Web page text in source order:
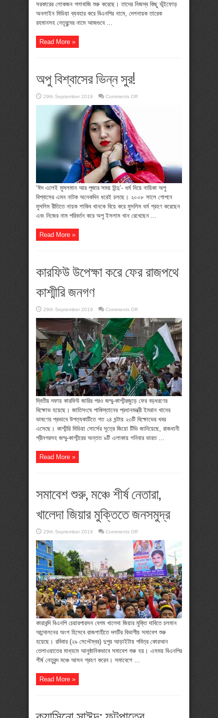
সরকারের লোকজন গলাবাজি শুরু করেছে। তাদের নিজস্ব কিছু ভূঁইফোড়
অনলাইন মিডিয়া ব্যবহার করে বিএনপির নামে, দেশনায়ক তারেক
রহমানসহ নেতৃবৃন্দের নামে আজগুবে ...
Read More »
অপু বিশ্বাসের ভিন্ন সুর!
29th September 2019 Comments Offon
‘ঈদ এলেই মুসলমান আর পূজার সময় হিন্দু’- ধর্ম নিয়ে নায়িকা অপু
বিশ্বাসের এমন নাটক অনেকদিন ধরেই চলছে। ২০০৮ সালে গোপনে
মুসলিম রীতিতে নায়ক শাকিব খানকে বিয়ে করে মুসলিম ধর্ম গ্রহণ করেছেন
এবং নিজের নাম পরিবর্তন করে অপু ইসলাম খান রেখেছেন ...
Read More »
কারফিউ উপেক্ষা করে ফের রাজপথে
কাশ্মীরি জনগণ
29th September 2019 Comments Offon
উপেক্ষা
করে
রাজপথে
কাশ্মীরি
জনগণ
দ্বিতীয় দফায় কারফিউ জারির পরও জম্মু-কাশ্মীরজুড়ে ফের বড়ধরণের
বিক্ষোভ হয়েছে। জাতিসংঘে পাকিস্তানের প্রধানমন্ত্রী ইমরান খানের
ভাষণের প্রভাবে উপত্যকাটিতে গত ২৪ ঘন্টায় ২৩টি বিক্ষোভের খবর
এসেছে। কাশ্মীরি মিডিয়া সোর্সের সূত্রে জিয়ো টিভি জানিয়েছে, রাজধানী
শ্রীনগরসহ জম্মু-কাশ্মীরের অন্তত ৯টি এলাকায় শনিবার ভারত ...
Read More »
সমাবেশ শুরু, মঞ্চে শীর্ষ নেতারা,
খালেদা জিয়ার মুক্তিতে জনসমুদ্র
29th September 2019 Comments Offon
শুরু,
মঞ্চে
শীর্ষ
নেতারা,
খালেদা
জিয়ার
মুক্তিতে
জনসমুদ্র
কারাবন্দি বিএনপি চেয়ারপারসন বেগম খালেদা জিয়ার মুক্তি দাবিতে চলমান
আন্দোলনের অংশ হিসেবে রাজশাহীতে দলটির বিভাগীয় সমাবেশ শুরু
হয়েছে। রবিবার (২৯ সেপ্টেম্বর) দুপুর আড়াইটায় পবিত্র কোরআন
তেলাওয়াতের মাধ্যমে আনুষ্ঠানিকভাবে সমাবেশ শুরু হয়। এসময় বিএনপির
শীর্ষ নেতৃবৃন্দ মঞ্চে আসন গ্রহণ করেন। সমাবেশে ...
Read More »